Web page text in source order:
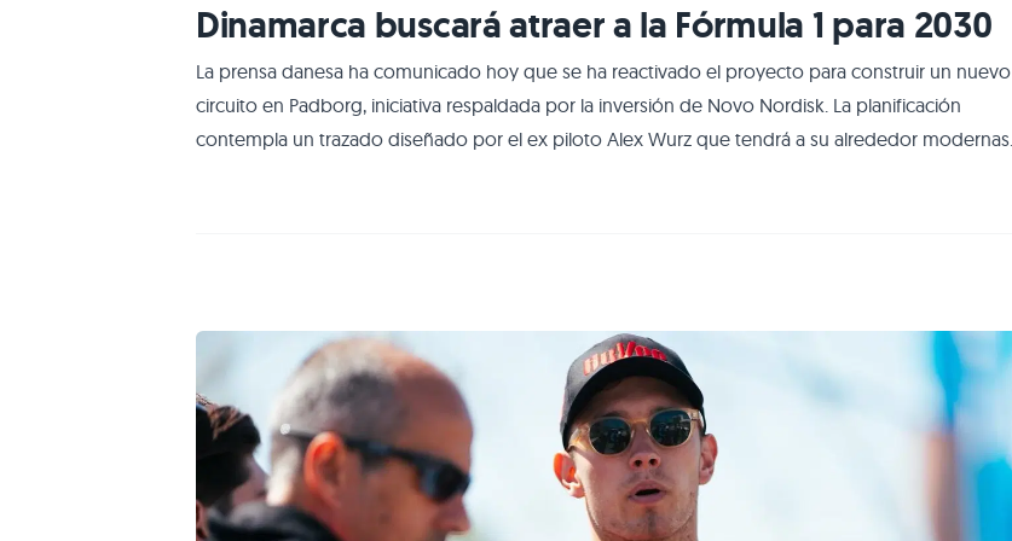
Dinamarca buscará atraer a la Fórmula 1 para 2030
La prensa danesa ha comunicado hoy que se ha reactivado el proyecto para construir un nuevo
circuito en Padborg, iniciativa respaldada por la inversión de Novo Nordisk. La planificación
contempla un trazado diseñado por el ex piloto Alex Wurz que tendrá a su alrededor modernas